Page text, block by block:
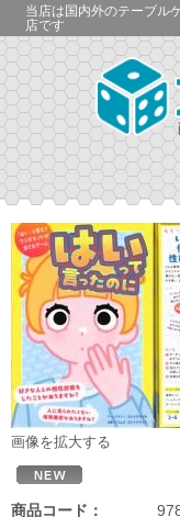
当店は国内外のテーブル
店です
画像を拡大する
商品コード：